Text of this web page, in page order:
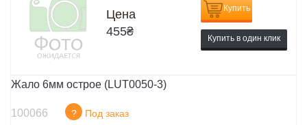
Цена
455₴
Купить
Купить в один клик
Жало 6мм острое (LUT0050-3)
100066 ? Под заказ